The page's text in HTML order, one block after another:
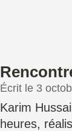
Écrit le 3
Karim
heures,